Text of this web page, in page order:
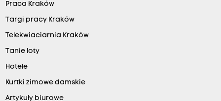
Praca Kraków
Targi pracy Kraków
Telekwiaciarnia Kraków
Tanie loty
Hotele
Kurtki zimowe damskie
Artykuły biurowe